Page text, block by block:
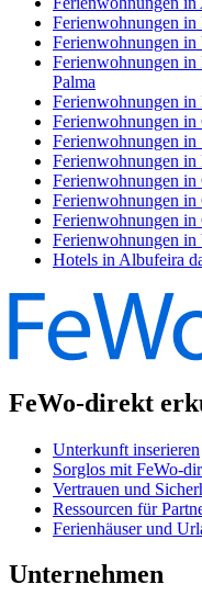
Ferienwohnungen
Ferienwohnungen in
Ferienwohnungen
Palma
Ferienwohnungen in
Ferienwohnungen in
Ferienwohnungen in
Ferienwohnungen in
Ferienwohnungen in
Ferienwohnungen
Ferienwohnungen
Ferienwohnungen
Hotels in Albufeira
FeWo-direkt
Unterkunft inserieren
Sorglos mit FeWo-
Vertrauen und
Ressourcen für
Ferienhäuser und
Unternehmen